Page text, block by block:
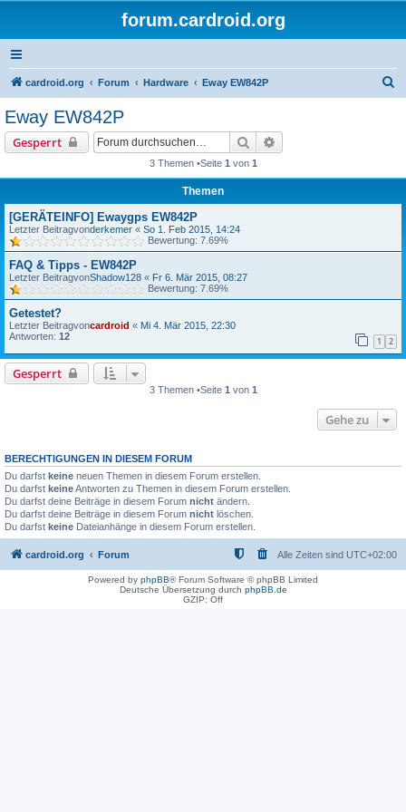
forum.cardroid.org
cardroid.org Forum Hardware Eway EW842P
Eway EW842P
Gesperrt Suche
3 Themen •Seite 1 von 1
Themen
[GERÄTEINFO] Ewaygps EW842P
Letzter Beitragvonderkemer « So 1. Feb 2015, 14:24
Bewertung: 7.69%
FAQ & Tipps - EW842P
Letzter BeitragvonShadow128 « Fr 6. Mär 2015, 08:27
Bewertung: 7.69%
Getestet?
Letzter Beitragvoncardroid « Mi 4. Mär 2015, 22:30
Antworten: 12 1 2
Gesperrt
3 Themen •Seite 1 von 1
Gehe zu
BERECHTIGUNGEN IN DIESEM FORUM
Du darfst keine neuen Themen in diesem Forum erstellen.
Du darfst keineAntworten zu Themen in diesem Forum erstellen.
Du darfst deine Beiträge in diesem Forum nicht ändern.
Du darfst deine Beiträge in diesem Forum nicht löschen.
Du darfst keine Dateianhänge in diesem Forum erstellen.
cardroid.org Forum Alle Zeiten sind UTC+02:00
Powered by phpBB® Forum Software © phpBB Limited
Deutsche Übersetzung durch phpBB.de
GZIP: Off